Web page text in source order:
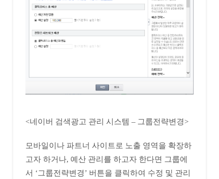
<네이버 검색광고 관리 시스템 – 그룹전략변경>
모바일이나 파트너 사이트로 노출 영역을 확장하
고자 하거나, 예산 관리를 하고자 한다면 그룹에
서 ‘그룹전략변경’ 버튼을 클릭하여 수정 및 관리